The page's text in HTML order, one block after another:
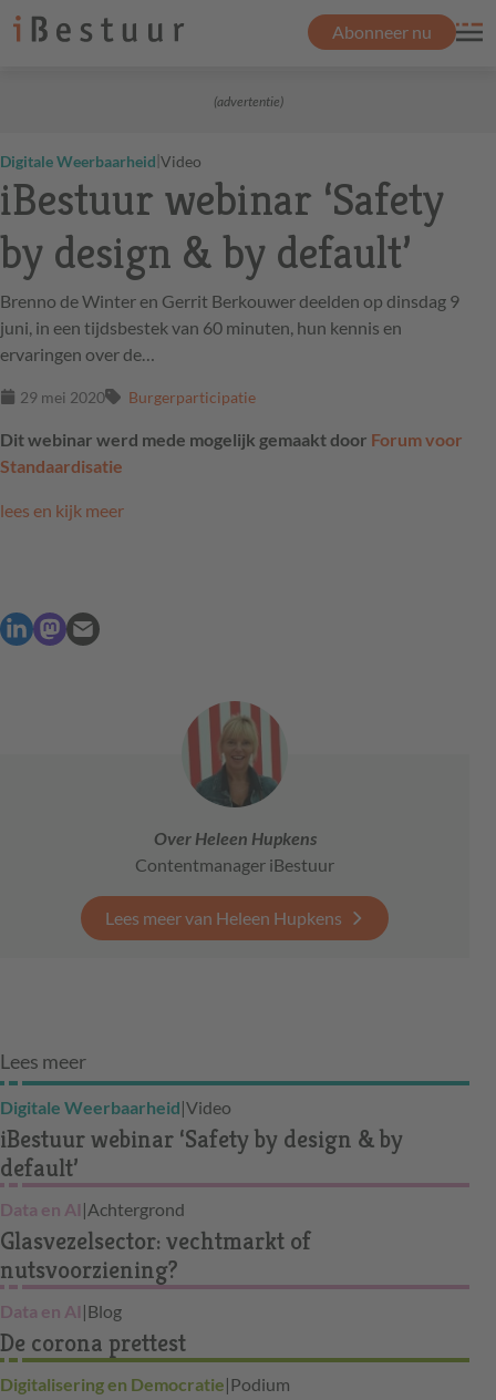
Abonneer nu
(advertentie)
Digitale Weerbaarheid|Video
iBestuur webinar ‘Safety
by design & by default’
Brenno de Winter en Gerrit Berkouwer deelden op dinsdag 9
juni, in een tijdsbestek van 60 minuten, hun kennis en
ervaringen over de…
29 mei 2020 Burgerparticipatie
Dit webinar werd mede mogelijk gemaakt door Forum voor
Standaardisatie
lees en kijk meer
Over Heleen Hupkens
Contentmanager iBestuur
Lees meer van Heleen Hupkens
Lees meer
Digitale Weerbaarheid|Video
iBestuur webinar ‘Safety by design & by
default’
Data en AI |Achtergrond
Glasvezelsector: vechtmarkt of
nutsvoorziening?
Data en AI |Blog
De corona prettest
Digitalisering en Democratie|Podium